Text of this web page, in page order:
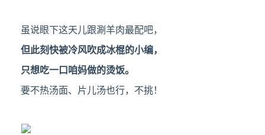
虽说眼下这天儿跟涮羊肉最配吧，
但此刻快被冷风吹成冰棍的小编，
只想吃一口咱妈做的烫饭。
要不热汤面、片儿汤也行，不挑！